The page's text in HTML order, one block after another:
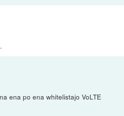
ena po ena whitelistajo VoLTE